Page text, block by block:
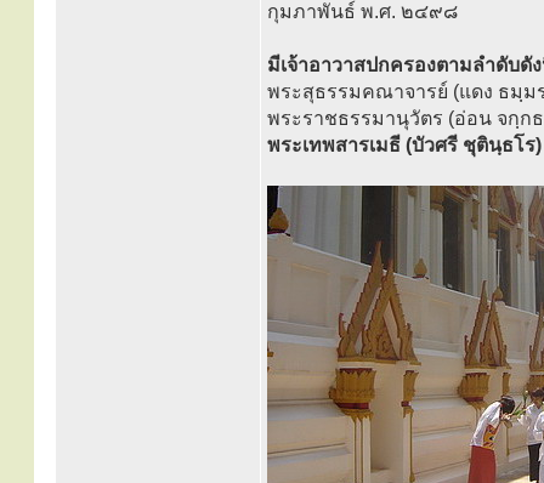
กุมภาพันธ์ พ.ศ. ๒๔๙๘
มีเจ้าอาวาสปกครองตามลำดับดั
พระสุธรรมคณาจารย์ (แดง ธมฺ
พระราชธรรมานุวัตร (อ่อน จกฺ
พระเทพสารเมธี (บัวศรี ชุตินฺธโ